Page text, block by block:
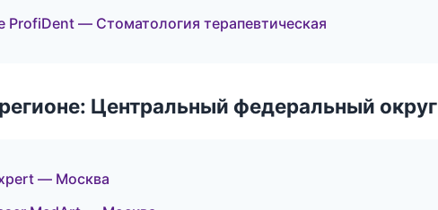
ProfiDent — Стоматология терапевтическая
Центральный федеральный округ
— Москва